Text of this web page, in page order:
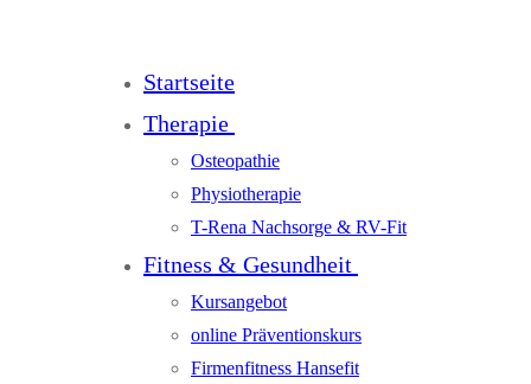
Startseite
Therapie
Osteopathie
Physiotherapie
T-Rena Nachsorge & RV-Fit
Fitness & Gesundheit
Kursangebot
online Präventionskurs
Firmenfitness Hansefit